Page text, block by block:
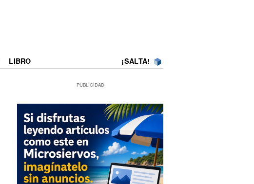
LIBRO ¡SALTA!
PUBLICIDAD